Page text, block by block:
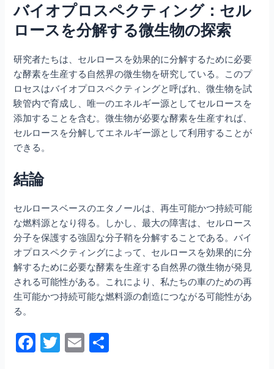
バイオプロスペクティング：セル
ロースを分解する微生物の探索
研究者たちは、セルロースを効果的に分解するために必要
な酵素を生産する自然界の微生物を研究している。このプ
ロセスはバイオプロスペクティングと呼ばれ、微生物を試
験管内で育成し、唯一のエネルギー源としてセルロースを
添加することを含む。微生物が必要な酵素を生産すれば、
セルロースを分解してエネルギー源として利用することが
できる。
結論
セルロースベースのエタノールは、再生可能かつ持続可能
な燃料源となり得る。しかし、最大の障害は、セルロース
分子を保護する強固な分子鞘を分解することである。バイ
オプロスペクティングによって、セルロースを効果的に分
解するために必要な酵素を生産する自然界の微生物が発見
される可能性がある。これにより、私たちの車のための再
生可能かつ持続可能な燃料源の創造につながる可能性があ
る。
F
T
E